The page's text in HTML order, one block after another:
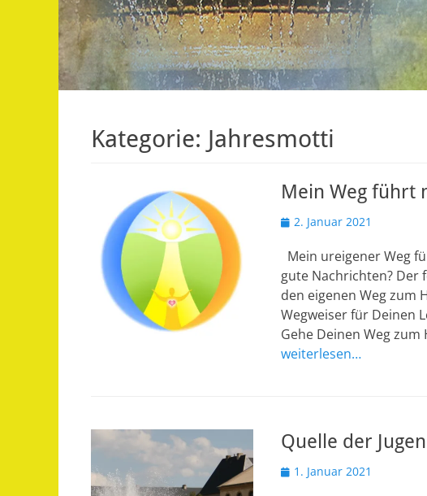
Kategorie: Jahresmotti
Mein Weg führt
Veröffentlicht
2. Januar 2021
Mein ureigener Weg
gute Nachrichten? Der
den eigenen Weg zum
Wegweiser für Deinen
Gehe Deinen Weg zum
weiterlesen…
Quelle der
Veröffentlicht
1. Januar 2021